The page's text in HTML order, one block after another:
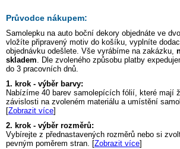
Průvodce nákupem:
Samolepku na auto boční dekory objednáte ve
vložíte připravený motiv do košíku, vyplníte
objednávku odešlete. Vše vyrábíme na zakázku,
skladem. Dle zvoleného způsobu platby
do 3 pracovních dnů.
1. krok - výběr barvy:
Nabízíme 40 barev samolepících fólií, které mají
závislosti na zvoleném materiálu a umístění
[Zobrazit více]
2. krok - výběr rozměrů:
Vybírejte z přednastavených rozměrů nebo si
pevným poměrem stran. [Zobrazit více]